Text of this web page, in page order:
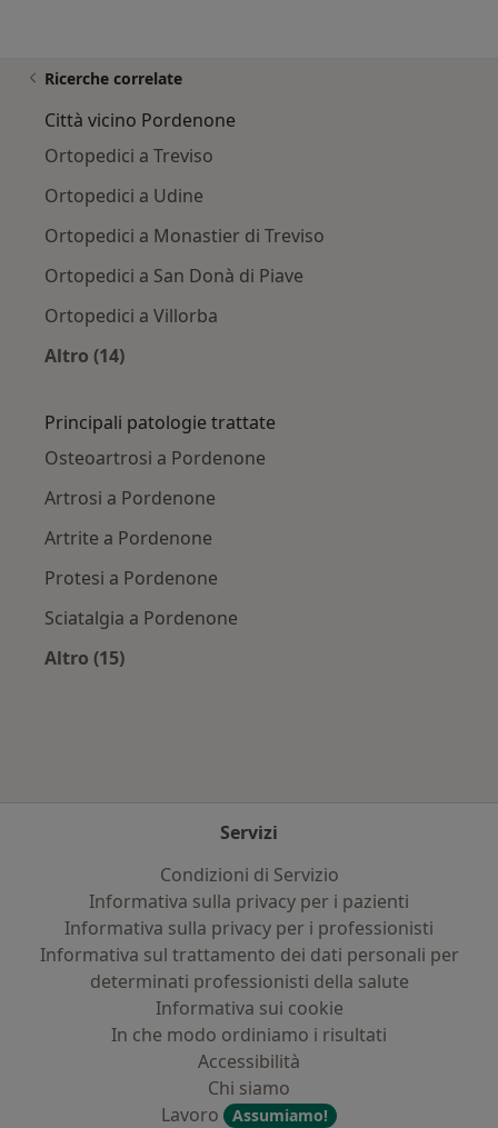
Ricerche correlate
Città vicino Pordenone
Ortopedici a Treviso
Ortopedici a Udine
Ortopedici a Monastier di Treviso
Ortopedici a San Donà di Piave
Ortopedici a Villorba
Altro (14)
Principali patologie trattate
Osteoartrosi a Pordenone
Artrosi a Pordenone
Artrite a Pordenone
Protesi a Pordenone
Sciatalgia a Pordenone
Altro (15)
Servizi
Condizioni di Servizio
Informativa sulla privacy per i pazienti
Informativa sulla privacy per i professionisti
Informativa sul trattamento dei dati personali per
determinati professionisti della salute
Informativa sui cookie
In che modo ordiniamo i risultati
Accessibilità
Chi siamo
Lavoro
Assumiamo!